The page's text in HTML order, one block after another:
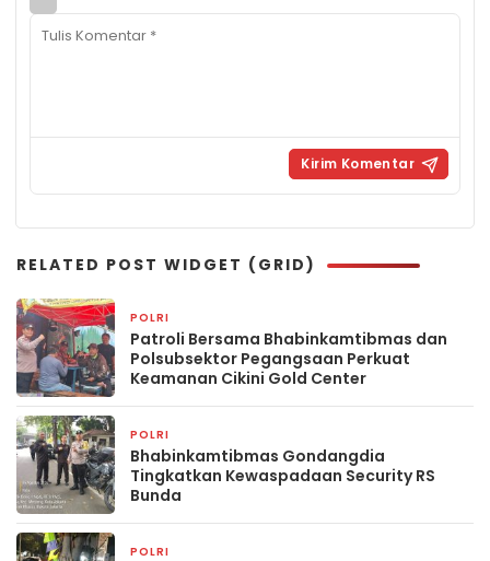
RELATED POST WIDGET (GRID)
POLRI
Patroli Bersama Bhabinkamtibmas dan
Polsubsektor Pegangsaan Perkuat
Keamanan Cikini Gold Center
POLRI
Bhabinkamtibmas Gondangdia
Tingkatkan Kewaspadaan Security RS
Bunda
POLRI